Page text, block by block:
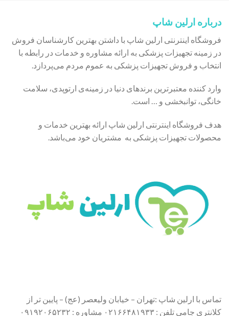
درباره ارلین شاپ
فروشگاه اینترنتی ارلین شاپ با داشتن بهترین کارشناسان فروش
در زمینه تجهیزات پزشکی به ارائه مشاوره و خدمات در رابطه با
انتخاب و فروش تجهیزات پزشکی به عموم مردم می‌پردازد.
وارد کننده معتبرترین برندهای دنیا در زمینه‌ی ارتوپدی، سلامت
خانگی، توانبخشی و … است.
هدف فروشگاه اینترنتی ارلین شاپ ارائه بهترین خدمات و
محصولات تجهیزات پزشکی به مشتریان خود می‌باشد.
تماس با ارلین شاپ :تهران – خیابان ولیعصر (عج) – پایین تر از
کلانتری جامی تلفن : ۰۲۱۶۶۴۸۱۹۳۳ مشاوره : ۰۹۱۹۲۰۶۵۲۳۲